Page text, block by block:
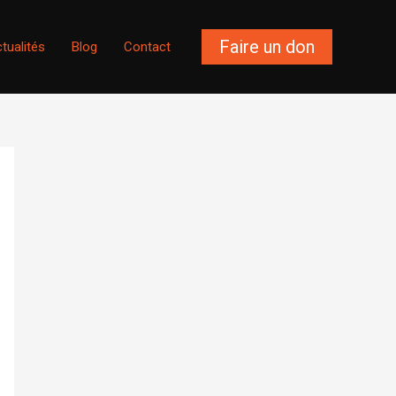
Blog Contact Faire un don